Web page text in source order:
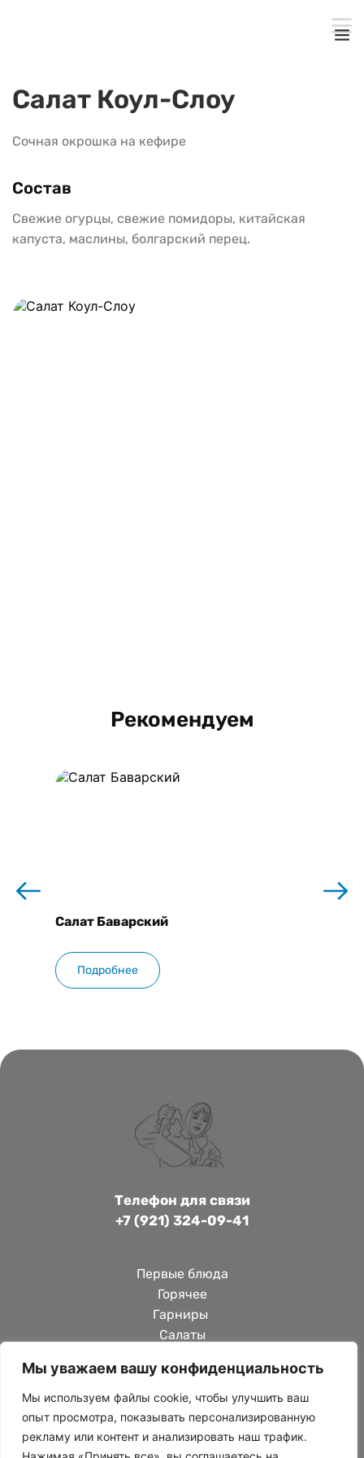
Мы уважаем вашу конфиденциальность
Мы используем файлы cookie, чтобы улучшить ваш
опыт просмотра, показывать персонализированную
рекламу или контент и анализировать наш трафик.
Салат Коул-Слоу
Сочная окрошка на кефире
Состав
Свежие огурцы, свежие помидоры, китайская
капуста, маслины, болгарский перец.
Рекомендуем
Салат Баварский
Подробнее
Телефон для связи
+7 (921) 324-09-41
Первые блюда
Горячее
Гарниры
Салаты
Выпечка
Напитки